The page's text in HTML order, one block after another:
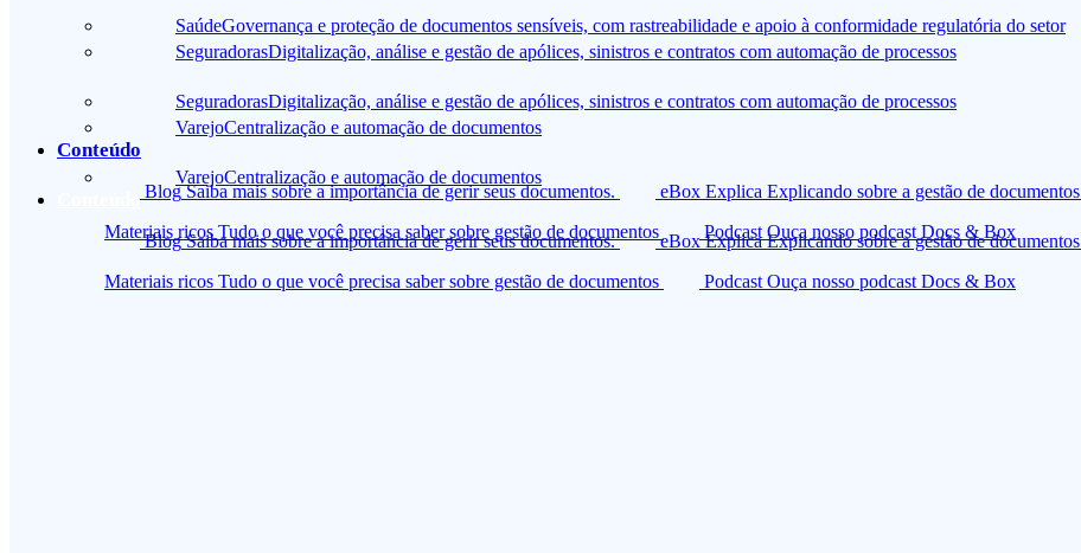
SaúdeGovernança e proteção de documentos sensíveis, com rastreabilidade e apoio à conformidade regulatória do setor
SeguradorasDigitalização, análise e gestão de apólices, sinistros e contratos com automação de processos
VarejoCentralização e automação de documentos
Conteúdo
Blog Saiba mais sobre a importância de gerir seus documentos. eBox Explica Explicando sobre a gestão de documentos
Materiais ricos Tudo o que você precisa saber sobre gestão de documentos Podcast Ouça nosso podcast Docs & Box
SeguradorasDigitalização, análise e gestão de apólices, sinistros e contratos com automação de processos
VarejoCentralização e automação de documentos
Conteúdo
Blog Saiba mais sobre a importância de gerir seus documentos. eBox Explica Explicando sobre a gestão de documentos
Materiais ricos Tudo o que você precisa saber sobre gestão de documentos Podcast Ouça nosso podcast Docs & Box